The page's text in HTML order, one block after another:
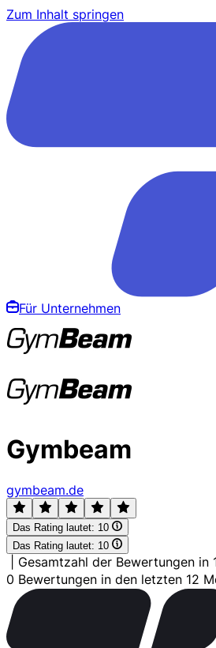
Zum Inhalt springen
Für Unternehmen
Gymbeam
gymbeam.de
Das Rating lautet: 10
Das Rating lautet: 10
Gesamtzahl der Bewertungen in
0 Bewertungen in den letzten 12